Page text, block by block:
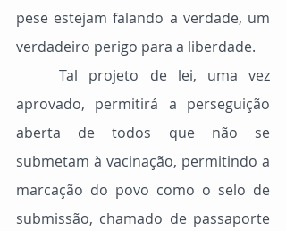
pese estejam falando a verdade, um
verdadeiro perigo para a liberdade.
	Tal projeto de lei, uma vez
aprovado, permitirá a perseguição
aberta de todos que não se
submetam à vacinação, permitindo a
marcação do povo como o selo de
submissão, chamado de passaporte